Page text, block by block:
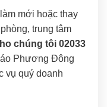
mới hoặc thay
trung tâm
chúng tôi 02033
Phương Đông
vụ quý doanh